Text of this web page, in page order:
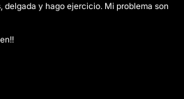
delgada y hago ejercicio. Mi problema son